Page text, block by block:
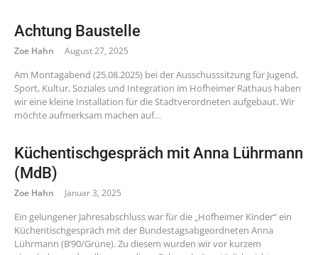
Achtung Baustelle
Zoe Hahn August 27, 2025
Am Montagabend (25.08.2025) bei der Ausschusssitzung für Jugend,
Sport, Kultur, Soziales und Integration im Hofheimer Rathaus haben
wir eine kleine Installation für die Stadtverordneten aufgebaut. Wir
möchte aufmerksam machen auf…
Küchentischgespräch mit Anna Lührmann
(MdB)
Zoe Hahn Januar 3, 2025
Ein gelungener Jahresabschluss war für die „Hofheimer Kinder“ ein
Küchentischgespräch mit der Bundestagsabgeordneten Anna
Lührmann (B’90/Grüne). Zu diesem wurden wir vor kurzem